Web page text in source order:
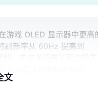
游戏 OLED 显示器中更高
刷新率从 60Hz 提高到
文